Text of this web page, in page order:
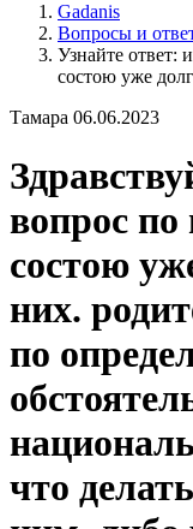
Gadanis
Вопросы и
Узнайте ответ:
состою уже
Тамара 06.06.2023
вопрос
состою
них.
по
что